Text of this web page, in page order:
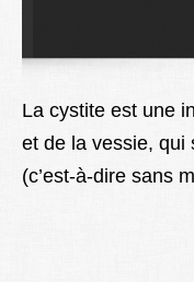
Soins
Droit
Lexique
La cystite est une
et de la vessie, qui
(c’est-à-dire sans